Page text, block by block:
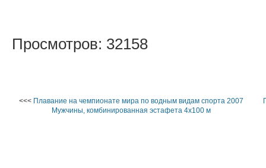
Просмотров: 32158
<<< Плавание на чемпионате мира по водным видам спорта 2007
Мужчины, комбинированная эстафета 4x100 м